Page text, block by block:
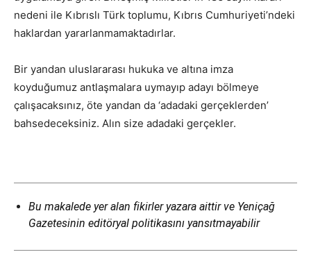
nedeni ile Kıbrıslı Türk toplumu, Kıbrıs Cumhuriyeti’ndeki
haklardan yararlanmamaktadırlar.
Bir yandan uluslararası hukuka ve altına imza
koyduğumuz antlaşmalara uymayıp adayı bölmeye
çalışacaksınız, öte yandan da ‘adadaki gerçeklerden’
bahsedeceksiniz. Alın size adadaki gerçekler.
Bu makalede yer alan fikirler yazara aittir ve Yeniçağ
Gazetesinin editöryal politikasını yansıtmayabilir